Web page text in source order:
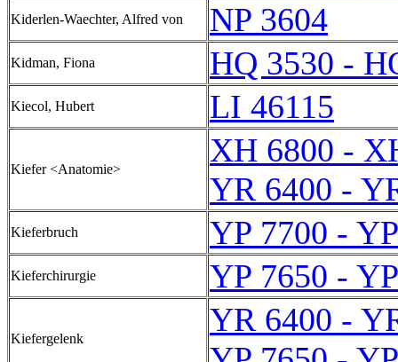
Kiderlen-Waechter, Alfred von NP 3604
Kidman, Fiona HQ 3530 -
Kiecol, Hubert LI 46115
Kiefer <Anatomie>
XH 6800 -
YR 6400 -
Kieferbruch YP 7700 -
Kieferchirurgie YP 7650 -
Kiefergelenk
YR 6400 -